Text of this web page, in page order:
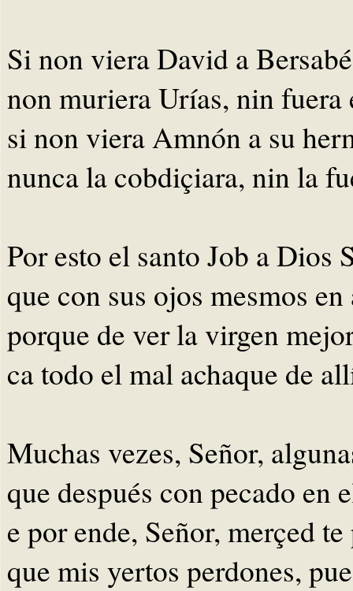
Si non viera David a
non muriera Urías, nin fuera
si non viera Amnón a su
nunca la cobdiçiara, nin la
Por esto el santo Job a Dios
que con sus ojos mesmos
porque de ver la virgen
ca todo el mal achaque de
Muchas vezes, Señor,
que después con pecado en
e por ende, Señor, merçed
que mis yertos perdones,